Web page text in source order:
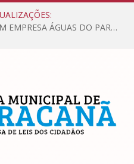
VEREADORES SE REUNÉM COM EMPRESA ÁGUAS DO PARÁ, PARA APRESENTAR REIVINDICAÇÕES E MELHORIAS NA QUALIDADE DOS SERVIÇOS OFERECIDOS Á POPULAÇÃO.